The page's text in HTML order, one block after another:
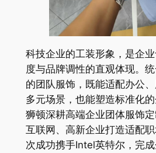
科技企业的工装形象，是企
度与品牌调性的直观体现。
的团队服饰，既能适配办公
多元场景，也能塑造标准化
狮顿深耕高端企业团体服饰定
互联网、高新企业打造适配
次成功携手Intel英特尔，完